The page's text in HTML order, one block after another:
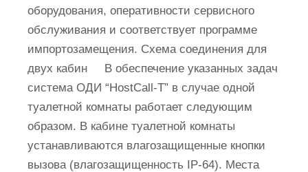
оборудования, оперативности сервисного
обслуживания и соответствует программе
импортозамещения. Схема соединения для
двух кабин В обеспечение указанных задач
система ОДИ “HostCall-T” в случае одной
туалетной комнаты работает следующим
образом. В кабине туалетной комнаты
устанавливаются влагозащищенные кнопки
вызова (влагозащищенность IP-64). Места